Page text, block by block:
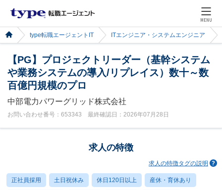
MENU
type転職エージェントIT ITエンジニア・システムエンジニア
【PG】プロジェクトリーダー（基幹システム
や業務システムの導入/リプレイス）数十～数
百億円規模のプロ
中部電力パワーグリッド株式会社
お問い合わせ番号：653343 最終確認日：2026年07月28日
求人の特徴
求人の特徴タグの説明
正社員採用 土日祝休み 休日120日以上 産休・育休あり